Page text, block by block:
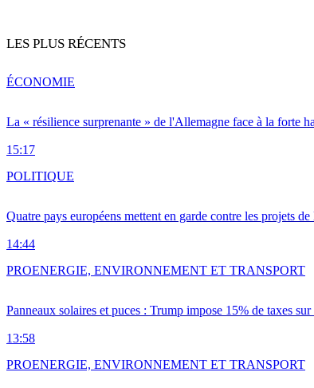
LES PLUS RÉCENTS
La « résilience surprenante » de l'Allemagne face à la forte
15:17
ÉCONOMIE
Quatre pays européens mettent en garde contre les projets
14:44
POLITIQUE
Panneaux solaires et puces : Trump impose 15% de taxes
13:58
PROENERGIE, ENVIRONNEMENT ET TRANSPORT
PROENERGIE, ENVIRONNEMENT ET TRANSPORT